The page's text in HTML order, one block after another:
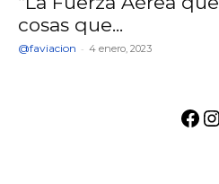
cosas que...
@faviacion - 4 enero, 2023